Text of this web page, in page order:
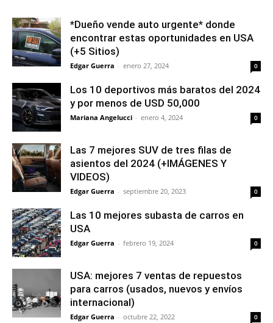
*Dueño vende auto urgente* donde
encontrar estas oportunidades en USA
(+5 Sitios)
Edgar Guerra - enero 27, 2024 0
Los 10 deportivos más baratos del 2024
y por menos de USD 50,000
Mariana Angelucci - enero 4, 2024 0
Las 7 mejores SUV de tres filas de
asientos del 2024 (+IMÁGENES Y
VIDEOS)
Edgar Guerra - septiembre 20, 2023 0
Las 10 mejores subasta de carros en
USA
Edgar Guerra - febrero 19, 2024 0
USA: mejores 7 ventas de repuestos
para carros (usados, nuevos y envíos
internacional)
Edgar Guerra - octubre 22, 2022 0